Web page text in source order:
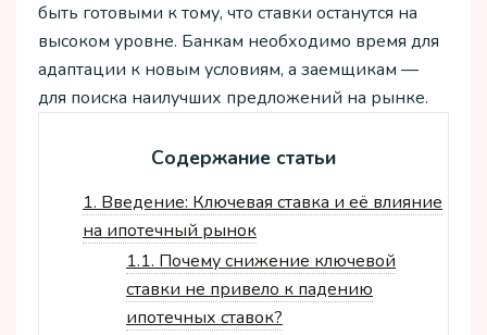
быть готовыми к тому, что ставки останутся на
высоком уровне. Банкам необходимо время для
адаптации к новым условиям, а заемщикам —
для поиска наилучших предложений на рынке.
Содержание статьи
1. Введение: Ключевая ставка и её влияние
на ипотечный рынок
1.1. Почему снижение ключевой
ставки не привело к падению
ипотечных ставок?